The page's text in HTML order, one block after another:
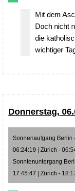
Mit dem
Doch nicht
die
wichtiger
Donnerstag,
Sonnenaufgang Berlin
06:24:19 | Zürich -
Sonntenuntergang
17:45:47 | Zürich -